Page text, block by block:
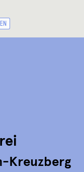
weist
Kreuzberg